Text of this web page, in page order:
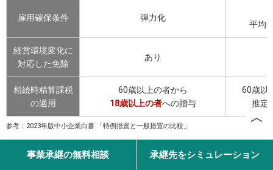
雇用確保条件 弾力化
平均8
経営環境変化に
対応した免除
あり
相続時精算課税
の適用
60歳以上の者から
18歳以上の者への贈与
60歳以
推定
参考：2023年版中小企業白書 「特例措置と一般措置の比較」
［関連記事］事業承継・引継ぎ補助金とは？中小企業庁が
事業承継の無料相談 承継先をシミュレーション